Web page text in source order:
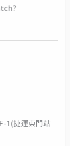
1(捷運東門站